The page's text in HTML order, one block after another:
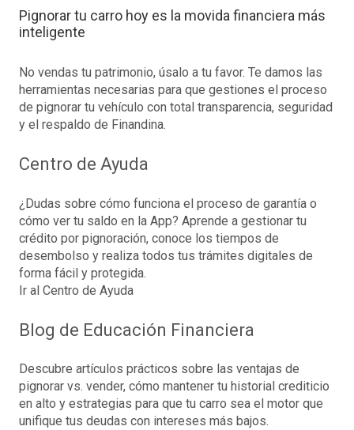
Pignorar tu carro hoy es la movida financiera más
inteligente
No vendas tu patrimonio, úsalo a tu favor. Te damos las
herramientas necesarias para que gestiones el proceso
de pignorar tu vehículo con total transparencia, seguridad
y el respaldo de Finandina.
Centro de Ayuda
¿Dudas sobre cómo funciona el proceso de garantía o
cómo ver tu saldo en la App? Aprende a gestionar tu
crédito por pignoración, conoce los tiempos de
desembolso y realiza todos tus trámites digitales de
forma fácil y protegida.
Ir al Centro de Ayuda
Blog de Educación Financiera
Descubre artículos prácticos sobre las ventajas de
pignorar vs. vender, cómo mantener tu historial crediticio
en alto y estrategias para que tu carro sea el motor que
unifique tus deudas con intereses más bajos.